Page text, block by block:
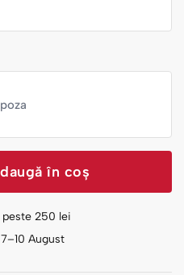
în coș
peste 250 lei
August